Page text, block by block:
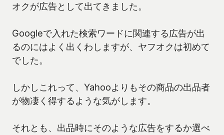
オクが広告として出てきました。
Googleで入れた検索ワードに関連する広告が出
るのにはよく出くわしますが、ヤフオクは初めて
でした。
しかしこれって、Yahooよりもその商品の出品者
が物凄く得するような気がします。
それとも、出品時にそのような広告をするか選べ